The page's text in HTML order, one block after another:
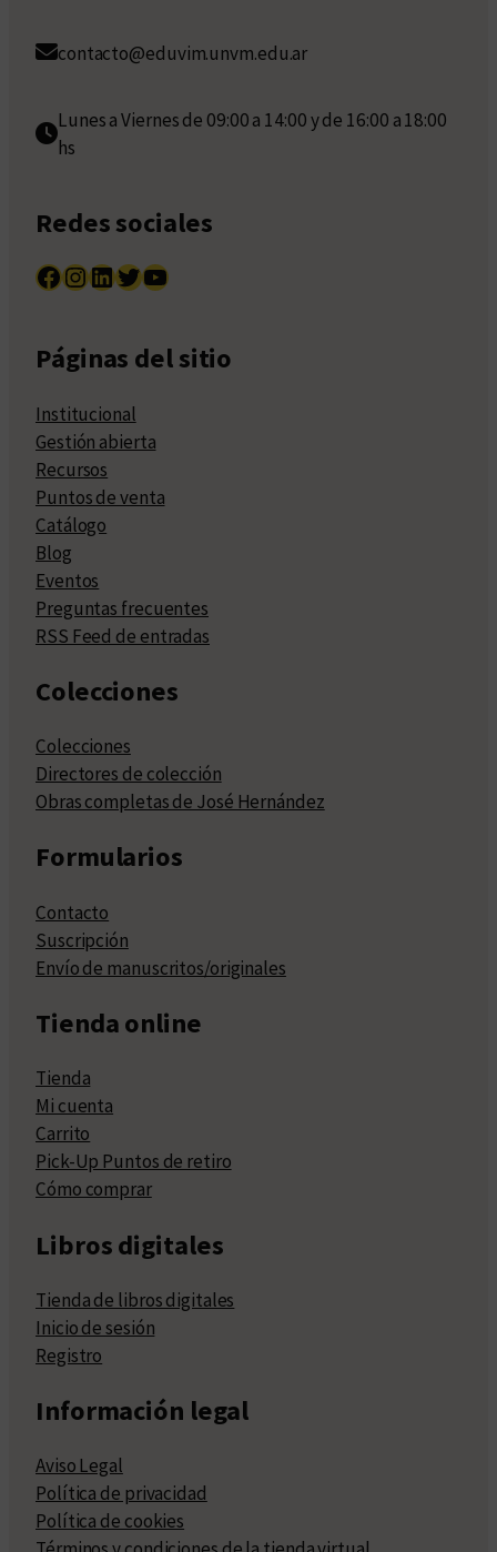
contacto@eduvim.unvm.edu.ar
Lunes a Viernes de 09:00 a 14:00 y de 16:00 a 18:00
hs
Redes sociales
Facebook InstagramLinkedIn Twitter YouTube
Páginas del sitio
Institucional
Gestión abierta
Recursos
Puntos de venta
Catálogo
Blog
Eventos
Preguntas frecuentes
RSS Feed de entradas
Colecciones
Colecciones
Directores de colección
Obras completas de José Hernández
Formularios
Contacto
Suscripción
Envío de manuscritos/originales
Tienda online
Tienda
Mi cuenta
Carrito
Pick-Up Puntos de retiro
Cómo comprar
Libros digitales
Tienda de libros digitales
Inicio de sesión
Registro
Información legal
Aviso Legal
Política de privacidad
Política de cookies